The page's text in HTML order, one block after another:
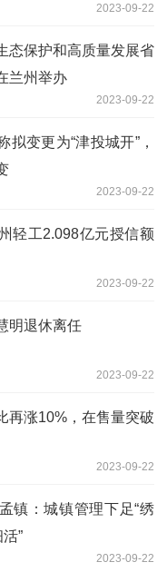
2023-09-22
态保护和高质量发展省
兰州举办
2023-09-22
拟变更为“津投城开”，
2023-09-22
轻工2.098亿元授信额
2023-09-22
明退休离任
2023-09-22
再涨10%，在售量突破
2023-09-22
镇：城镇管理下足“绣
”
2023-09-22